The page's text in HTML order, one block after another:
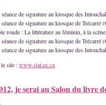
de signature au kiosque des
de signature au kiosque de Trécarré
ronde : La littérature au féminin, à la
de signature au kiosque de Trécarré
de signature au kiosque des
site :www.slat.qc.ca
je serai au Salon du livre